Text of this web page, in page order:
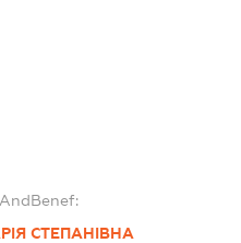
СТЕПАНІВНА